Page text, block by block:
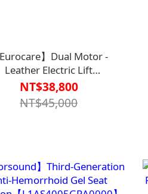
】Dual Motor -
Leather Electric Lift
Chair【L1FT3907】
NT$38,800
NT$45,000